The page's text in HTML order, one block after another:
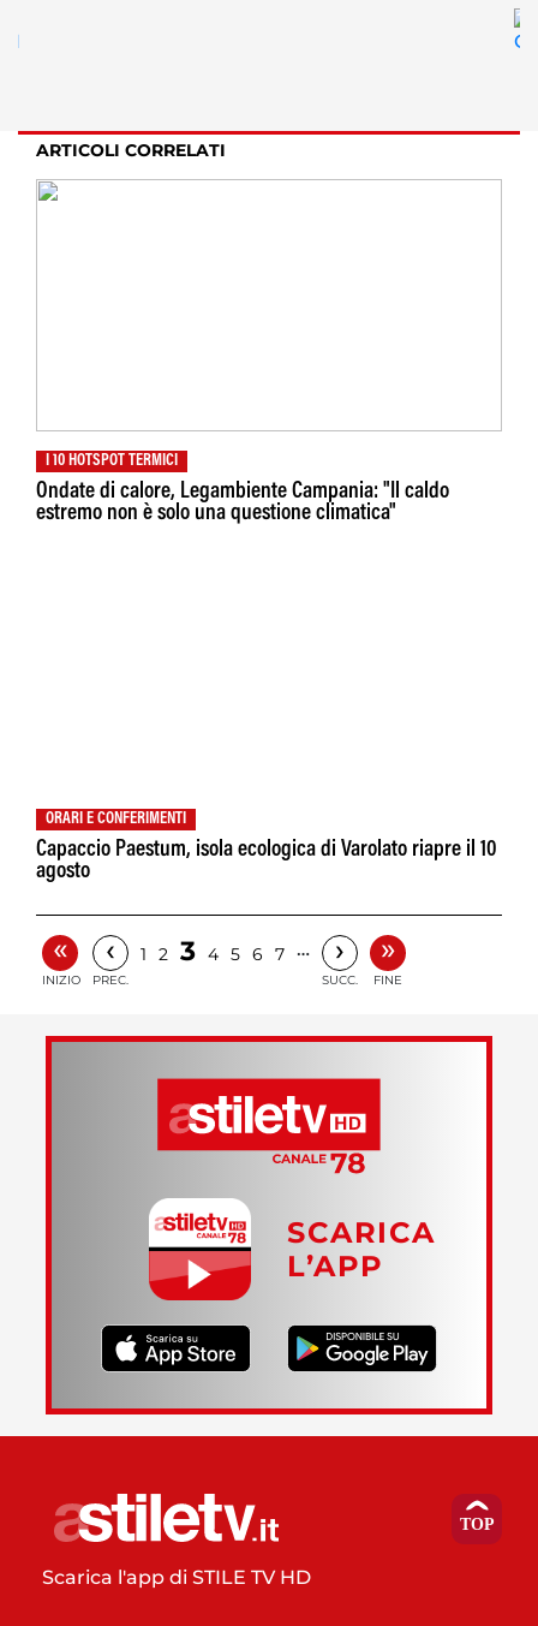
ARTICOLI CORRELATI
I 10 HOTSPOT TERMICI
Ondate di calore, Legambiente Campania: "Il caldo
estremo non è solo una questione climatica"
ORARI E CONFERIMENTI
Capaccio Paestum, isola ecologica di Varolato riapre il 10
agosto
«
INIZIO
‹
PREC.
1 2 3 4 5 6 7 … ›
SUCC.
»
FINE
SCARICA
L’APP
Scarica l'app di STILE TV HD